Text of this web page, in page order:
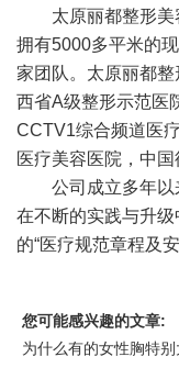
太原丽都整形美
拥有5000多平米的
家团队。太原丽都
西省A级整形示范医
CCTV1综合频道医
医疗美容医院，中国
公司成立多年
在不断的实践与升
的“医疗规范章程及
您可能感兴趣的文章:
为什么有的女性胸特